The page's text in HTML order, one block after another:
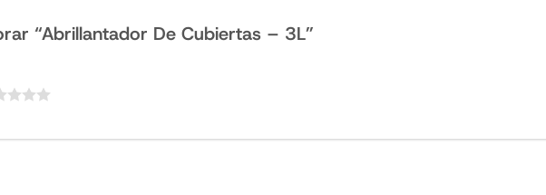
“Abrillantador De Cubiertas – 3L”